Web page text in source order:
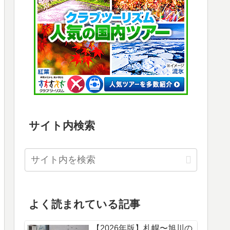
サイト内検索
よく読まれている記事